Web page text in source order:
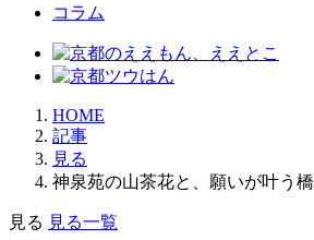
コラム
HOME
記事
見る
神泉苑の山茶花と、願いが叶う橋
見る 見る一覧